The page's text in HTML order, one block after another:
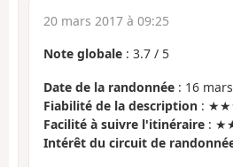
20 mars 2017 à 09:25
Note globale : 3.7 / 5
Date de la randonnée : 16
Fiabilité de la description :
Facilité à suivre l'itinéraire :
Intérêt du circuit de